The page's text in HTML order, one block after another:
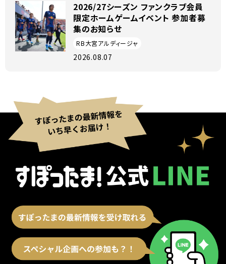
2026/27シーズン ファンクラブ会員
限定ホームゲームイベント 参加者募
集のお知らせ
RB大宮アルディージャ
2026.08.07